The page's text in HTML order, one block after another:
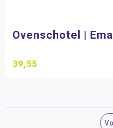
Ovenschotel |
39,55